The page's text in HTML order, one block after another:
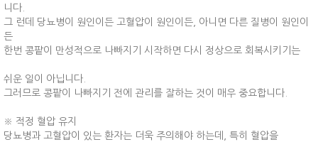
니다.
그 런데 당뇨병이 원인이든 고혈압이 원인이든, 아니면 다른 질병이 원인이
든
한번 콩팥이 만성적으로 나빠지기 시작하면 다시 정상으로 회복시키기는
쉬운 일이 아닙니다.
그러므로 콩팥이 나빠지기 전에 관리를 잘하는 것이 매우 중요합니다.
※ 적정 혈압 유지
당뇨병과 고혈압이 있는 환자는 더욱 주의해야 하는데, 특히 혈압을